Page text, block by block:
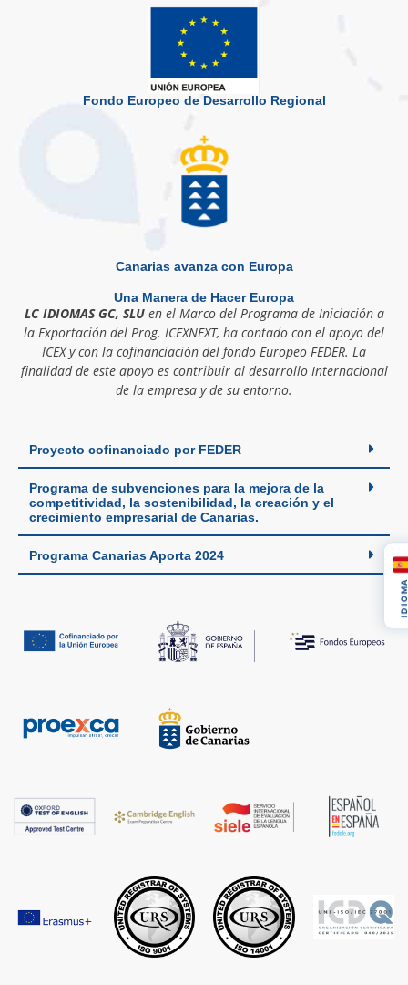
Fondo Europeo de Desarrollo Regional
Canarias avanza con Europa
Una Manera de Hacer Europa
LC IDIOMAS GC, SLUen el Marco del Programa de Iniciación a
la Exportación del Prog. ICEXNEXT, ha contado con el apoyo del
ICEX y con la cofinanciación del fondo Europeo FEDER. La
finalidad de este apoyo es contribuir al desarrollo Internacional
de la empresa y de su entorno.
Proyecto cofinanciado por FEDER
Programa de subvenciones para la mejora de la
competitividad, la sostenibilidad, la creación y el
crecimiento empresarial de Canarias.
Programa Canarias Aporta 2024
IDIOMA